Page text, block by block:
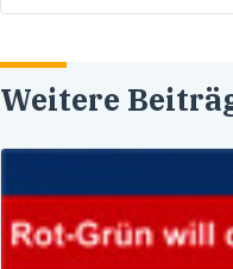
Weitere